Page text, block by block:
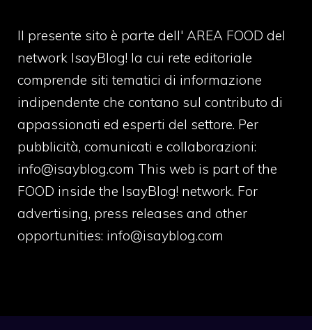
Il presente sito è parte dell' AREA FOOD del
network IsayBlog! la cui rete editoriale
comprende siti tematici di informazione
indipendente che contano sul contributo di
appassionati ed esperti del settore. Per
pubblicità, comunicati e collaborazioni:
info@isayblog.com This web is part of the
FOOD inside the IsayBlog! network. For
advertising, press releases and other
opportunities: info@isayblog.com